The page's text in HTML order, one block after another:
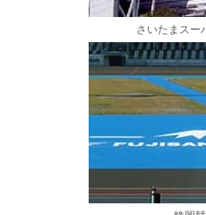
さいたまスー